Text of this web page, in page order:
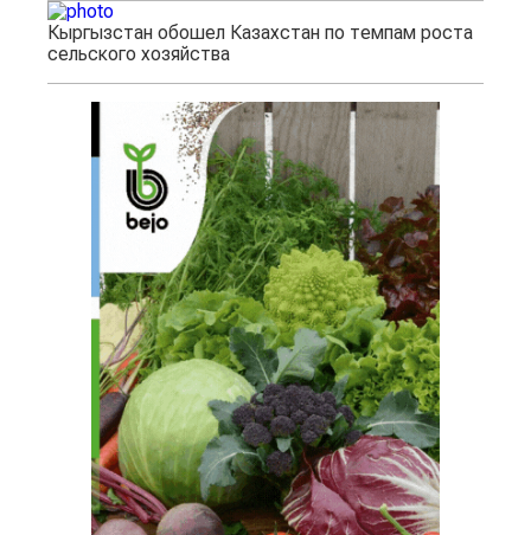
Кыргызстан обошел Казахстан по темпам роста
сельского хозяйства